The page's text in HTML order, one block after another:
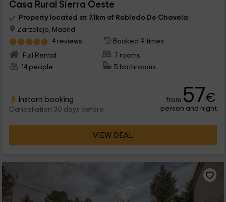
Casa Rural Sierra Oeste
Property located at 7.1km of Robledo De Chavela
Zarzalejo, Madrid
4 reviews
Booked 9 times
Full Rental
7 rooms
14 people
5 bathrooms
Instant booking
Cancellation 30 days before
from 57€
person and night
VIEW DEAL